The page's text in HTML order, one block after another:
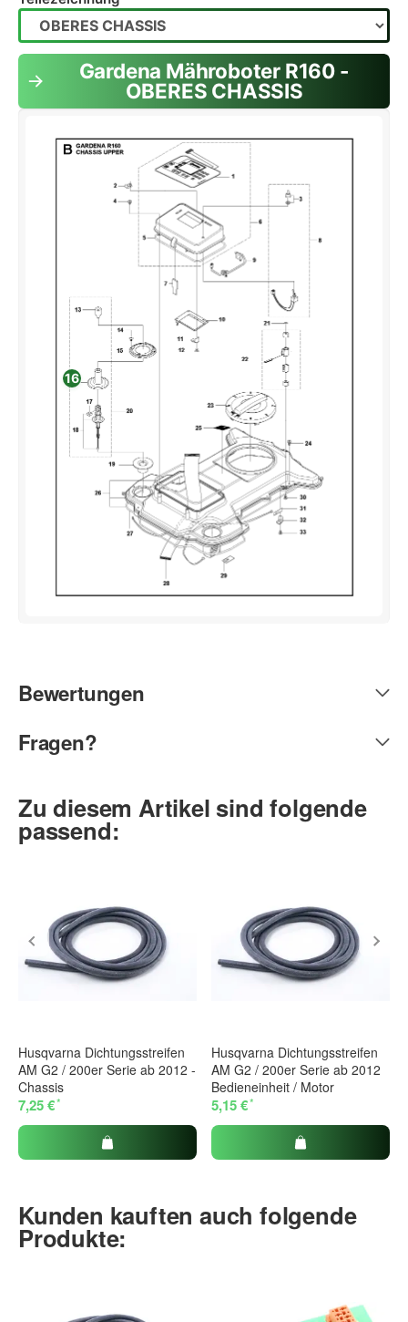
Gardena Mähroboter R160 -
OBERES CHASSIS
16
Bewertungen
Fragen?
Zu diesem Artikel sind folgende
passend:
Husqvarna Dichtungsstreifen
AM G2 / 200er Serie ab 2012 -
Chassis
7,25 €*
Husqvarna Dichtungsstreifen
AM G2 / 200er Serie ab 2012
Bedieneinheit / Motor
5,15 €*
Kunden kauften auch folgende
Produkte: